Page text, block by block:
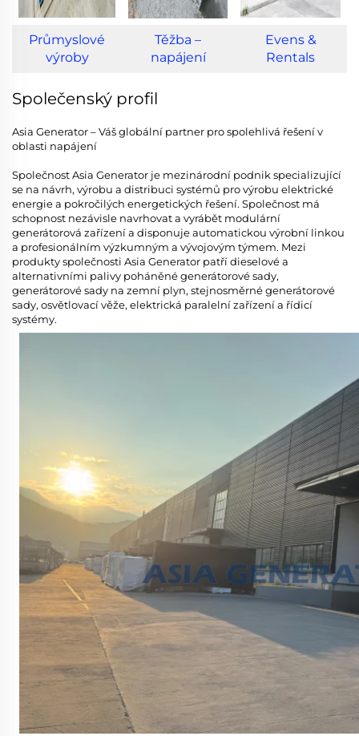
Průmyslové
výroby
Těžba –
napájení
Evens &
Rentals
Společenský profil
Asia Generator – Váš globální partner pro spolehlivá řešení v
oblasti napájení
Společnost Asia Generator je mezinárodní podnik specializující
se na návrh, výrobu a distribuci systémů pro výrobu elektrické
energie a pokročilých energetických řešení. Společnost má
schopnost nezávisle navrhovat a vyrábět modulární
generátorová zařízení a disponuje automatickou výrobní linkou
a profesionálním výzkumným a vývojovým týmem. Mezi
produkty společnosti Asia Generator patří dieselové a
alternativními palivy poháněné generátorové sady,
generátorové sady na zemní plyn, stejnosměrné generátorové
sady, osvětlovací věže, elektrická paralelní zařízení a řídicí
systémy.